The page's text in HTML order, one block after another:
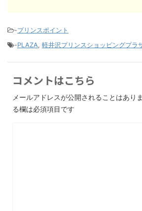
-プリンスポイント
-PLAZA, 軽井沢プリンスショッピングプラ
コメントはこちら
メールアドレスが公開されることはありま
る欄は必須項目です